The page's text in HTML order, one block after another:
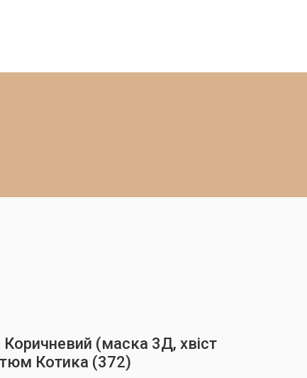
Коричневий (маска 3Д, хвіст
Котика (372)